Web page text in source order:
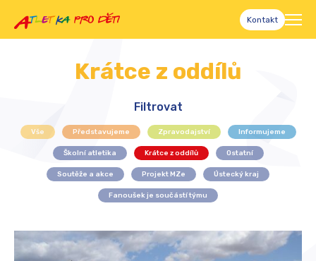
Kontakt
Krátce z oddílů
Filtrovat
Vše Představujeme Zpravodajství Informujeme
Školní atletika Krátce z oddílů Ostatní
Soutěže a akce Projekt MZe Ústecký kraj
Fanoušek je součástí týmu